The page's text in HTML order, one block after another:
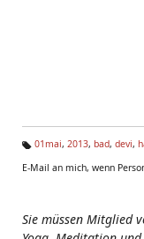
g
01mai, 2013, bad, devi,
E-Mail an mich, wenn
Sie müssen Mitglied